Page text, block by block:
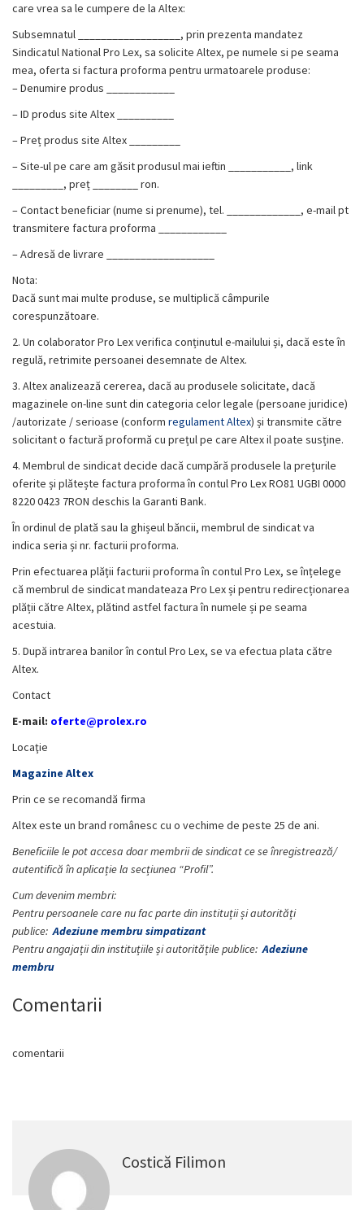
care vrea sa le cumpere de la Altex:
Subsemnatul __________________, prin prezenta mandatez
Sindicatul National Pro Lex, sa solicite Altex, pe numele si pe seama
mea, oferta si factura proforma pentru urmatoarele produse:
– Denumire produs ____________
– ID produs site Altex __________
– Preț produs site Altex _________
– Site-ul pe care am găsit produsul mai ieftin ___________, link
_________, preț ________ ron.
– Contact beneficiar (nume si prenume), tel. _____________, e-mail pt
transmitere factura proforma ____________
– Adresă de livrare ___________________
Nota:
Dacă sunt mai multe produse, se multiplică câmpurile
corespunzătoare.
2. Un colaborator Pro Lex verifica conținutul e-mailului și, dacă este în
regulă, retrimite persoanei desemnate de Altex.
3. Altex analizează cererea, dacă au produsele solicitate, dacă
magazinele on-line sunt din categoria celor legale (persoane juridice)
/autorizate / serioase (conform regulament Altex) și transmite către
solicitant o factură proformă cu prețul pe care Altex il poate susține.
4. Membrul de sindicat decide dacă cumpără produsele la prețurile
oferite și plătește factura proforma în contul Pro LexRO81 UGBI 0000
8220 0423 7RON deschis la Garanti Bank.
În ordinul de plată sau la ghișeul băncii, membrul de sindicat va
indica seria și nr. facturii proforma.
Prin efectuarea plății facturii proforma în contul Pro Lex, se înțelege
că membrul de sindicat mandateaza Pro Lex și pentru redirecționarea
plății către Altex, plătind astfel factura în numele și pe seama
acestuia.
5. După intrarea banilor în contul Pro Lex, se va efectua plata către
Altex.
Contact
E-mail: oferte@prolex.ro
Locaţie
Magazine Altex
Prin ce se recomandă firma
Altex este un brand românesc cu o vechime de peste 25 de ani.
Beneficiile le pot accesa doar membrii de sindicat ce se înregistrează/
autentifică în aplicație la secțiunea “Profil”.
Cum devenim membri:
Pentru persoanele care nu fac parte din instituții și autorități
publice:Adeziune membru simpatizant
Pentru angajații din instituțiile și autoritățile publice:Adeziune
membru
Comentarii
comentarii
Costică Filimon